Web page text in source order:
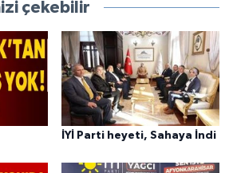
çekebilir
İYİ Parti heyeti, Sahaya İndi